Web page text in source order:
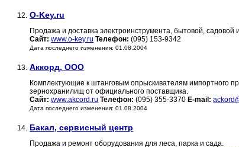
12. O-Key.ru
Продажа и доставка электроинструмента, бытовой,
Сайт: www.o-key.ru Телефон: (095) 153-9342
Дата последнего изменения: 01.08.2004
13. Аккорд, ООО
Комплектующие к штанговым опрыскивателям импортного
зернохранилищ от официального поставщика.
Сайт: www.akcord.ru Телефон: (095) 355-3370 E-mail:
Дата последнего изменения: 01.08.2004
14. Бакал, сервисный центр
Продажа и ремонт оборудования для леса, парка и сада.